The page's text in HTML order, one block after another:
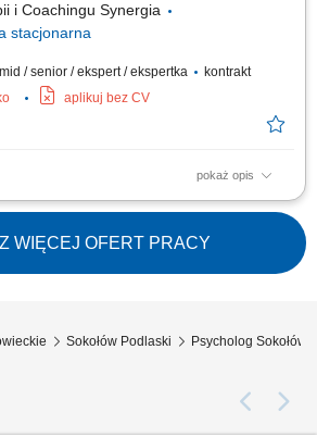
i Coachingu Synergia
stacjonarna
/ senior / ekspert / ekspertka
kontrakt
aplikuj bez CV
pokaż opis
pomocy psychologicznej osobom dorosłym
gabinetowych; współtworzenie
wraz z innymi specjalistami;
i superwizjach grupowych; opcjonalne
WIĘCEJ OFERT PRACY
Sokołów Podlaski Psycholog Sokołów